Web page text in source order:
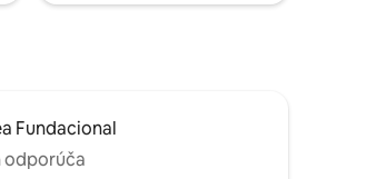
Fundacional
odporúča